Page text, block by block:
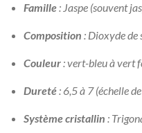
Famille: Jaspe (souvent
Composition : Dioxyde de
Couleur: vert-bleu à vert
Dureté: 6,5 à 7 (échelle
Système cristallin :